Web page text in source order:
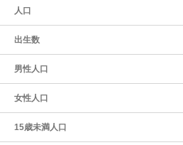
人口
出生数
男性人口
女性人口
15歳未満人口